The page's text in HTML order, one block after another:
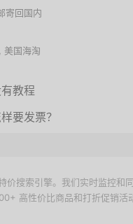
寄回国内
美国海淘
教程
要发票？
搜索引擎。我们实时监控和
高性价比商品和打折促销